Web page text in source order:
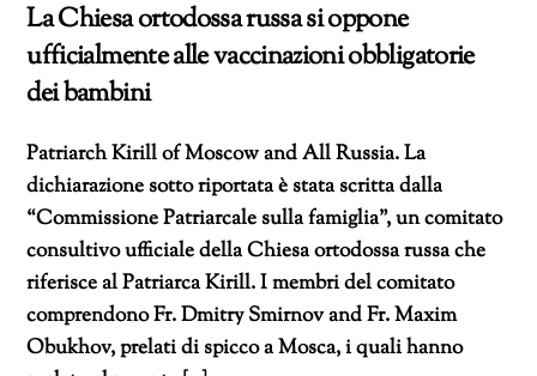
La Chiesa ortodossa russa si oppone
ufficialmente alle vaccinazioni obbligatorie
dei bambini
Patriarch Kirill of Moscow and All Russia. La
dichiarazione sotto riportata è stata scritta dalla
“Commissione Patriarcale sulla famiglia”, un comitato
consultivo ufficiale della Chiesa ortodossa russa che
riferisce al Patriarca Kirill. I membri del comitato
comprendono Fr. Dmitry Smirnov and Fr. Maxim
Obukhov, prelati di spicco a Mosca, i quali hanno